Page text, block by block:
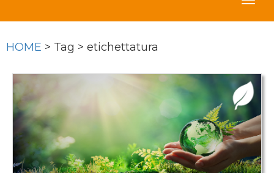
HOME > Tag > etichettatura